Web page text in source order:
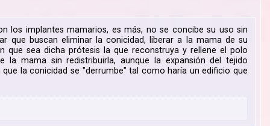
los implantes mamarios, es más, no se concibe su uso sin
que buscan eliminar la conicidad, liberar a la mama de su
que sea dicha prótesis la que reconstruya y rellene el polo
la mama sin redistribuirla, aunque la expansión del tejido
la conicidad se "derrumbe" tal como haría un edificio que